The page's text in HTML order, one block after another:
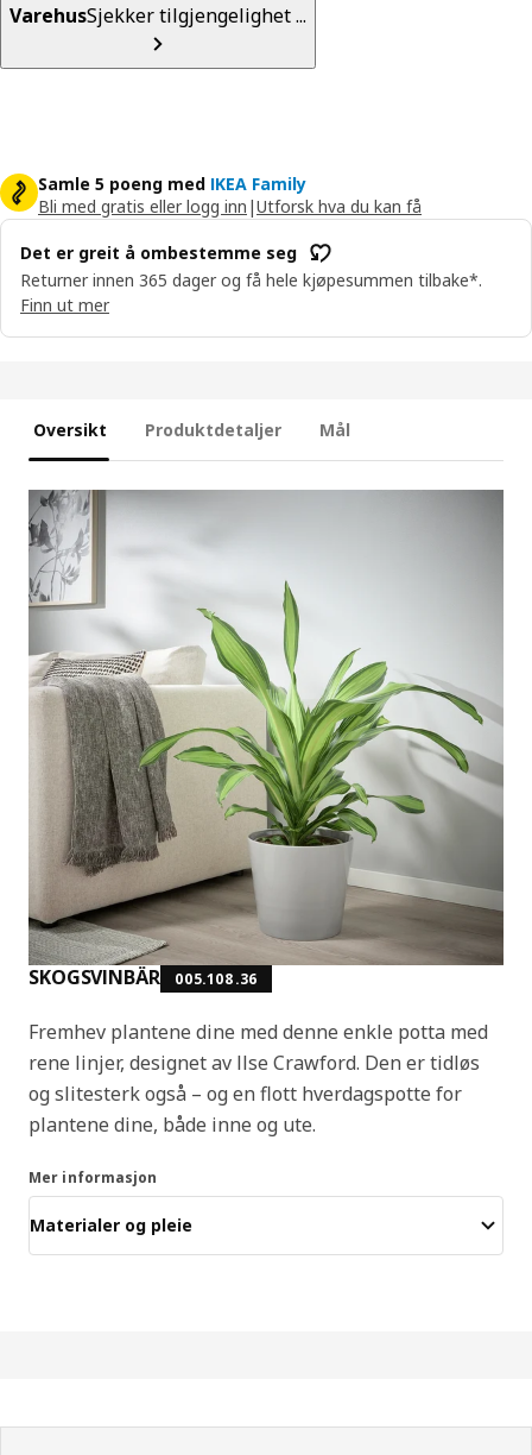
VarehusSjekker tilgjengelighet ...
Samle 5 poeng med IKEA Family
Bli med gratis eller logg inn |Utforsk hva du kan få
Det er greit å ombestemme seg
Returner innen 365 dager og få hele kjøpesummen tilbake*.
Finn ut mer
Oversikt Produktdetaljer Mål
SKOGSVINBÄR 005.108.36
Fremhev plantene dine med denne enkle potta med
rene linjer, designet av Ilse Crawford. Den er tidløs
og slitesterk også – og en flott hverdagspotte for
plantene dine, både inne og ute.
Mer informasjon
Materialer og pleie